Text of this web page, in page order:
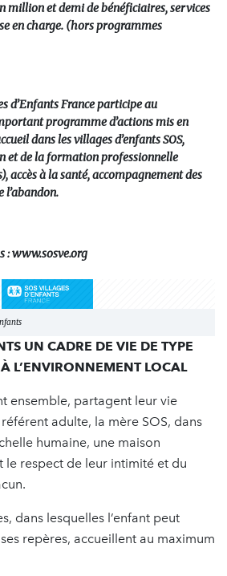
million et demi de bénéficiaires, services
en charge. (hors programmes
d’Enfants France participe au
programme d’actions mis en
dans les villages d’enfants SOS,
et de la formation professionnelle
accès à la santé, accompagnement des
l’abandon.
:www.sosve.org
UN CADRE DE VIE DE TYPE
L’ENVIRONNEMENT LOCAL
ensemble, partagent leur vie
adulte, la mère SOS, dans
humaine, une maison
respect de leur intimité et du
dans lesquelles l’enfant peut
repères, accueillent au maximum